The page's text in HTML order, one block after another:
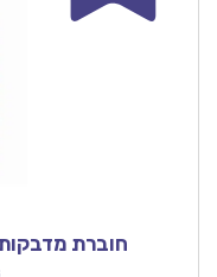
חוברת